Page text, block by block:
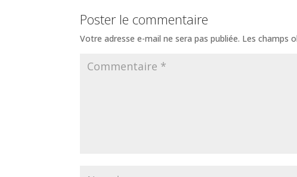
Poster le commentaire
Votre adresse e-mail ne sera pas publiée. Les champs